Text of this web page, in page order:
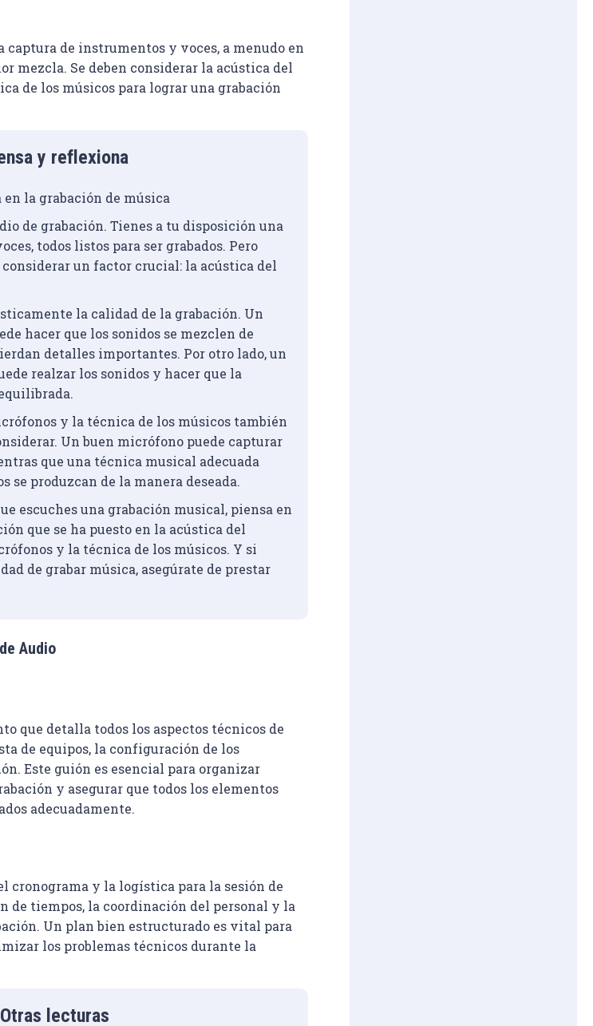
de instrumentos y voces, a menudo en
mezcla. Se deben considerar la acústica del
de los músicos para lograr una grabación
y reflexiona
la grabación de música
de grabación. Tienes a tu disposición una
todos listos para ser grabados. Pero
considerar un factor crucial: la acústica del
la calidad de la grabación. Un
hacer que los sonidos se mezclen de
detalles importantes. Por otro lado, un
realzar los sonidos y hacer que la
y la técnica de los músicos también
Un buen micrófono puede capturar
que una técnica musical adecuada
se produzcan de la manera deseada.
escuches una grabación musical, piensa en
que se ha puesto en la acústica del
y la técnica de los músicos. Y si
de grabar música, asegúrate de prestar
Audio
que detalla todos los aspectos técnicos de
de equipos, la configuración de los
Este guión es esencial para organizar
y asegurar que todos los elementos
adecuadamente.
cronograma y la logística para la sesión de
de tiempos, la coordinación del personal y la
Un plan bien estructurado es vital para
los problemas técnicos durante la
Otras lecturas